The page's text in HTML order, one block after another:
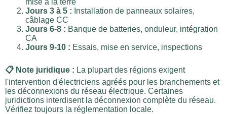
mise à la terre
Jours 3 à 5 : Installation de panneaux solaires,
câblage CC
Jours 6-8 : Banque de batteries, onduleur, intégration
CA
Jours 9-10 : Essais, mise en service, inspections
📋 Note juridique : La plupart des régions exigent
l'intervention d'électriciens agréés pour les branchements et
les déconnexions du réseau électrique. Certaines
juridictions interdisent la déconnexion complète du réseau.
Vérifiez toujours la réglementation locale.